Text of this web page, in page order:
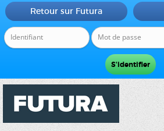
Retour sur Futura